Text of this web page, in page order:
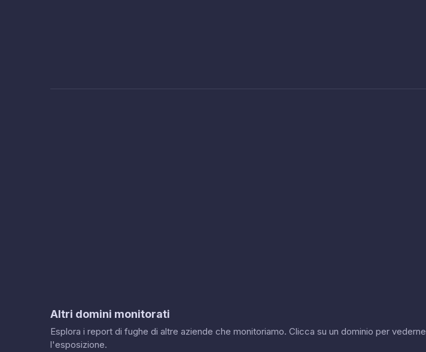
Altri domini monitorati
Esplora i report di fughe di altre aziende che monitoriamo. Clicca su un dominio per vederne
l'esposizione.